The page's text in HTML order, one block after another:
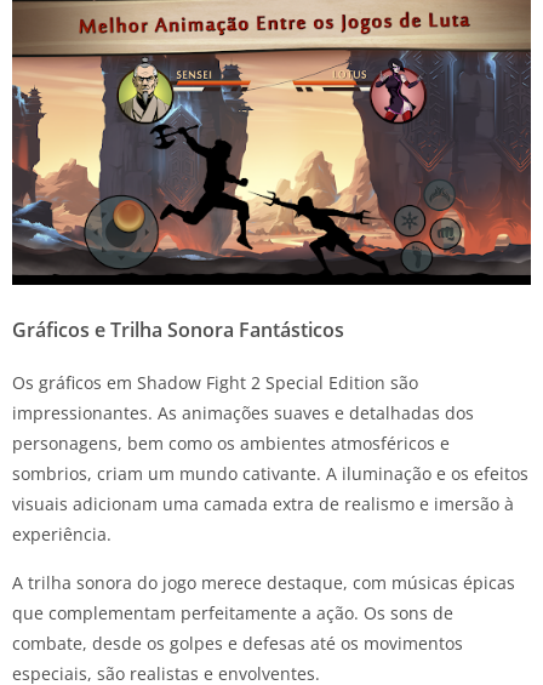
Gráficos e Trilha Sonora Fantásticos
Os gráficos em Shadow Fight 2 Special Edition são
impressionantes. As animações suaves e detalhadas dos
personagens, bem como os ambientes atmosféricos e
sombrios, criam um mundo cativante. A iluminação e os efeitos
visuais adicionam uma camada extra de realismo e imersão à
experiência.
A trilha sonora do jogo merece destaque, com músicas épicas
que complementam perfeitamente a ação. Os sons de
combate, desde os golpes e defesas até os movimentos
especiais, são realistas e envolventes.